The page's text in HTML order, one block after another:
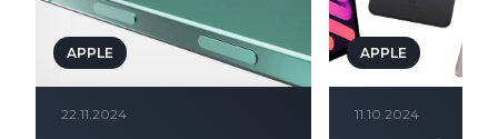
APPLE
22.11.2024
APPLE
11.10.2024